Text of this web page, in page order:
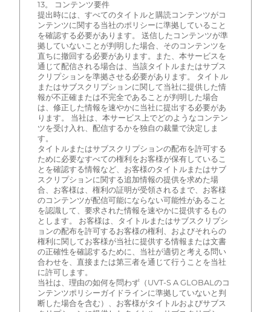
13。 コンテンツ要件
提出時には、すべてのタイトルと購読コンテンツがコ
ンテンツに関する当社のポリシーに準拠していること
を確認する必要があります。 送信したコンテンツが準
拠していないことが判明した場合、そのコンテンツを
直ちに撤回する必要があります。また、本サービスを
通じて配信される場合は、当該タイトルまたはサブス
クリプションを準拠させる必要があります。 タイトル
またはサブスクリプションに関して当社に提供した情
報が不正確または不完全であることが判明した場合
は、修正した情報を速やかに当社に提出する必要があ
ります。 当社は、本サービス上でどのようなコンテン
ツを受け入れ、配信するかを独自の裁量で決定しま
す。
タイトルまたはサブスクリプションの配布を許可する
ために必要なすべての権利をお客様が保有しているこ
とを確認する情報など、お客様のタイトルまたはサブ
スクリプションに関する追加情報の提供を求めた場
合、お客様は、権利の証明が受領されるまで、お客様
のコンテンツが配信可能にならない可能性があること
を認識して、要求された情報を速やかに提供するもの
とします。 お客様は、タイトルまたはサブスクリプシ
ョンの配布を許可するお客様の権利、およびそれらの
権利に関してお客様が当社に提供する情報または文書
の正確性を確認するために、当社が適切と考える問い
合わせを、直接または第三者を通じて行うことを当社
に許可します。
当社は、理由の如何を問わず（UVT-S A GLOBALのコ
ンテンツポリシーガイドラインに準拠していないと判
断した場合を含む）、お客様がタイトルおよびサブス